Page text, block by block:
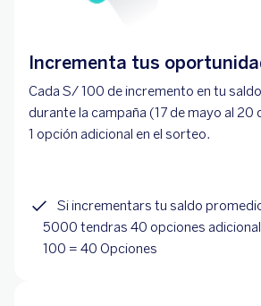
Incrementa tus
Cada S/ 100 de incremento en tu
durante la campaña (17 de mayo al
1 opción adicional en el sorteo.
Si incrementars tu saldo
5000 tendras 40 opciones
100 = 40 Opciones